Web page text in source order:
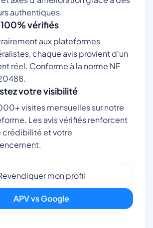
authentiques.
100% vérifiés
aux plateformes
chaque avis provient d'un
réel. Conforme à la norme NF
votre visibilité
visites mensuelles sur notre
Les avis vérifiés renforcent
crédibilité et votre
mon profil
APV vs Google